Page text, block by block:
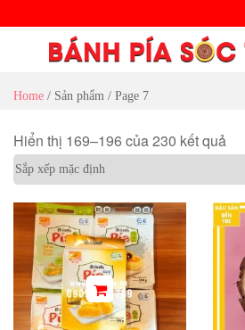
Home / Sản phẩm / Page 7
Hiển thị 169–196 của 230 kết quả